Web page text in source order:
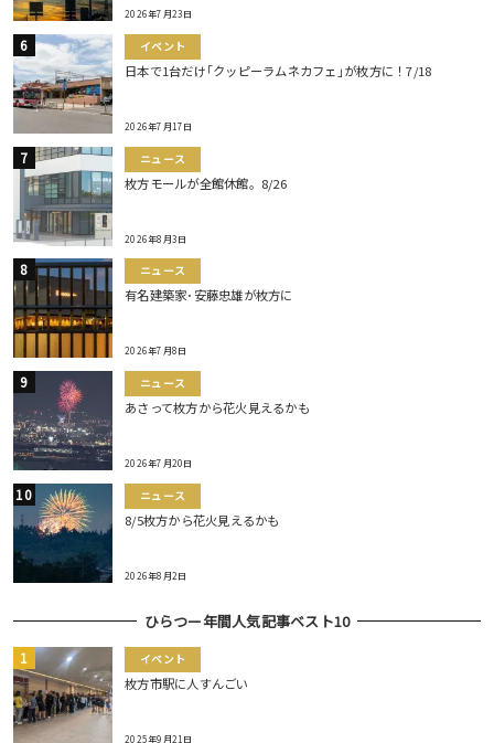
2026年7月23日
イベント
日本で1台だけ｢クッピーラムネカフェ｣が枚方に！7/18
2026年7月17日
ニュース
枚方モールが全館休館。8/26
2026年8月3日
ニュース
有名建築家･安藤忠雄が枚方に
2026年7月8日
ニュース
あさって枚方から花火見えるかも
2026年7月20日
ニュース
8/5枚方から花火見えるかも
2026年8月2日
ひらつー年間人気記事ベスト10
イベント
枚方市駅に人すんごい
2025年9月21日